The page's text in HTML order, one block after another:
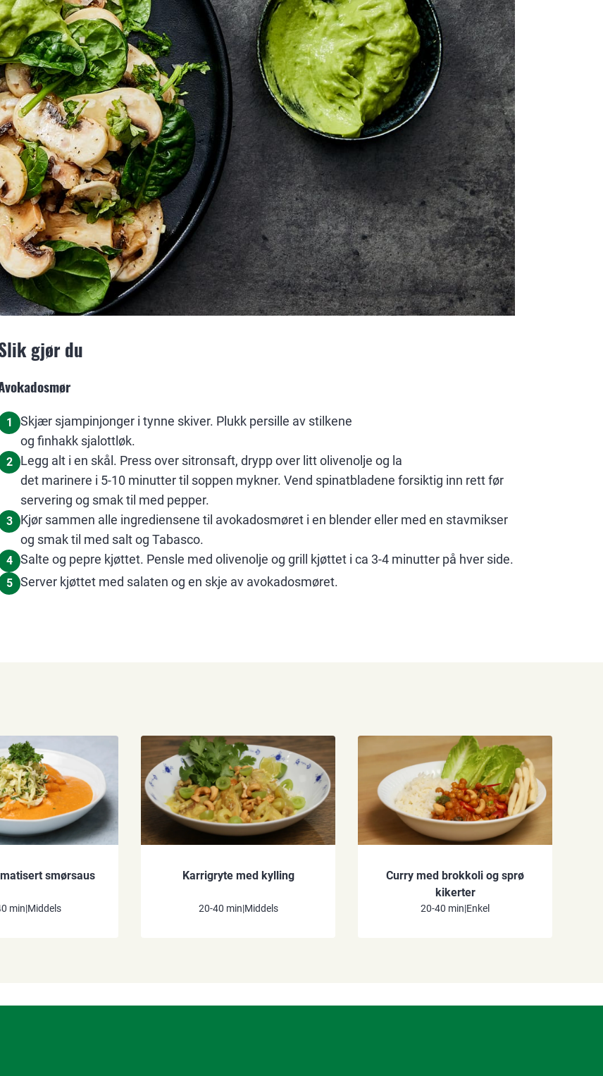
gjør du
1
Skjær sjampinjonger i tynne skiver. Plukk persille av stilkene
og finhakk sjalottløk.
2
Legg alt i en skål. Press over sitronsaft, drypp over litt olivenolje og la
det marinere i 5-10 minutter til soppen mykner. Vend spinatbladene forsiktig inn rett før
servering og smak til med pepper.
3
Kjør sammen alle ingrediensene til avokadosmøret i en blender eller med en stavmikser
og smak til med salt og Tabasco.
4 Salte og pepre kjøttet. Pensle med olivenolje og grill kjøttet i ca 3-4 minutter på hver side.
5 Server kjøttet med salaten og en skje av avokadosmøret.
smørsaus
min|Middels
Karrigryte med kylling
20-40 min|Middels
Curry med brokkoli og sprø
kikerter
20-40 min|Enkel